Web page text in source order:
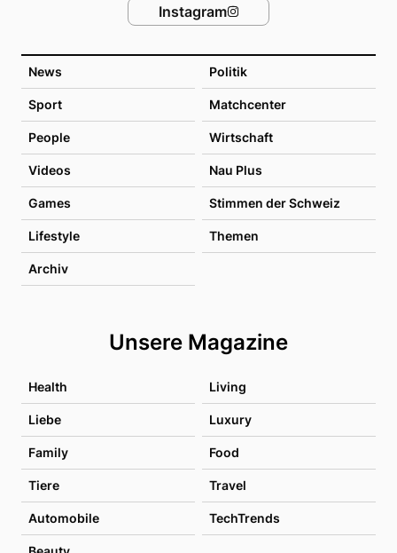
News Politik
Sport Matchcenter
People Wirtschaft
Videos Nau Plus
Games Stimmen der Schweiz
Lifestyle Themen
Archiv
Unsere Magazine
Health Living
Liebe Luxury
Family Food
Tiere Travel
Automobile TechTrends
Instagram